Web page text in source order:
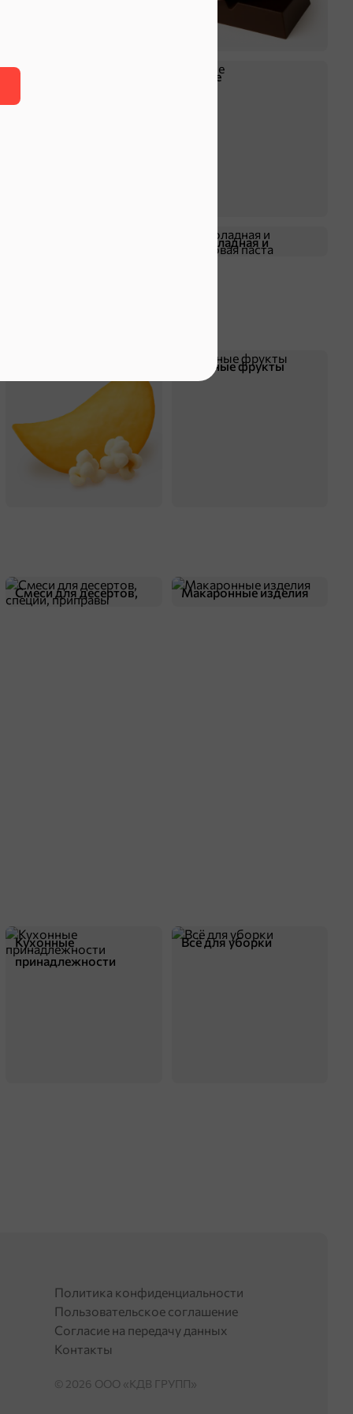
Крекер Драже
Шоколадная и
Сушеные фрукты
Смеси для десертов,
специи, приправы
Макаронные изделия
Кухонные
принадлежности
Всё для уборки
Политика конфиденциальности
Пользовательское соглашение
Согласие на передачу данных
Контакты
© 2026 OOO «КДВ ГРУПП»